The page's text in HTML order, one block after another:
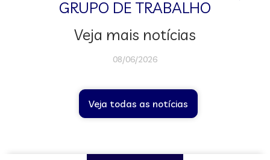
GRUPO DE TRABALHO
Veja mais notícias
08/06/2026
Veja todas as notícias